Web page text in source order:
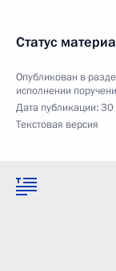
Статус
Опубликован в
исполнении
Дата публикации:30
Текстовая версия